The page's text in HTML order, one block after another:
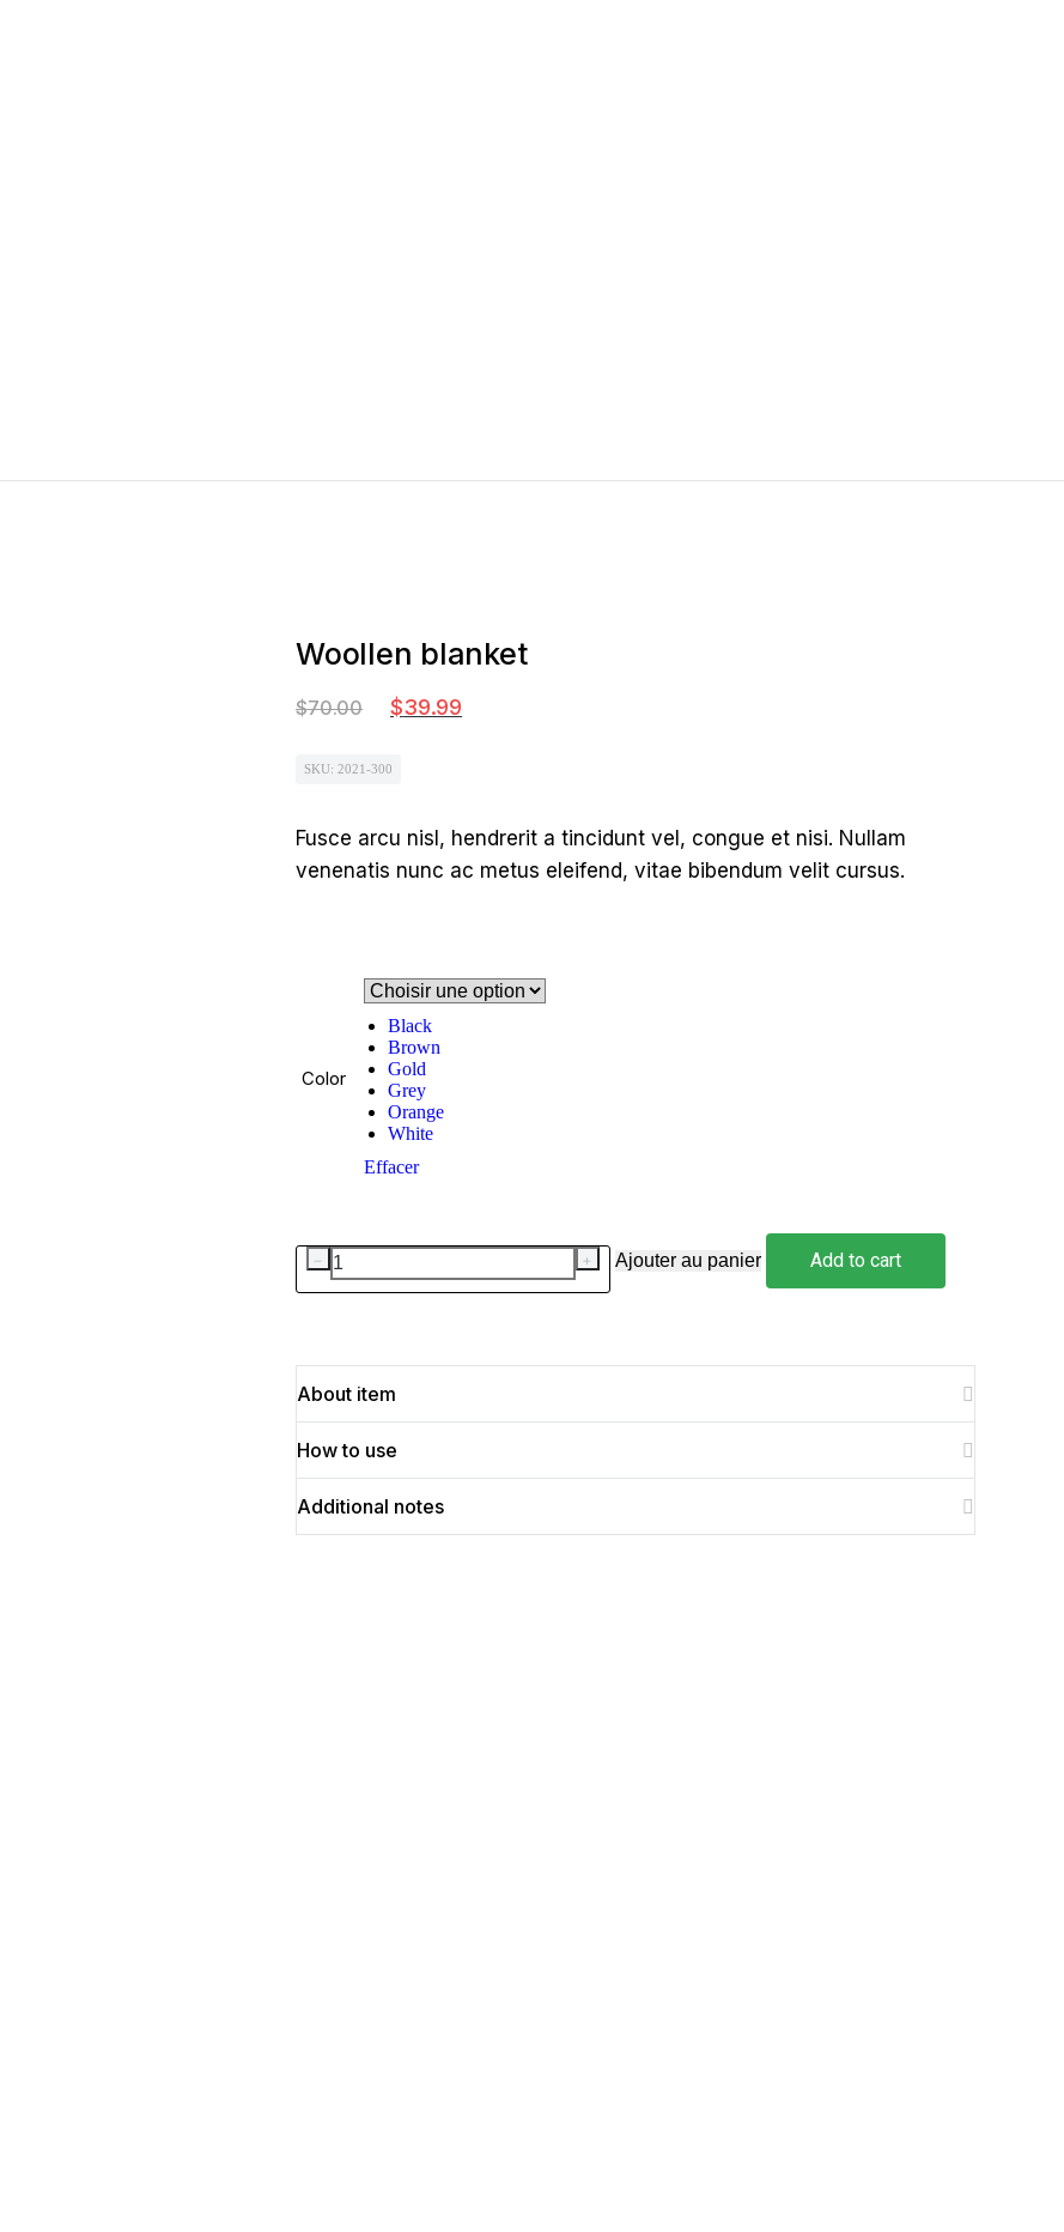
Woollen blanket
$70.00 $39.99
SKU: 2021-300
Fusce arcu nisl, hendrerit a tincidunt vel, congue et nisi. Nullam
venenatis nunc ac metus eleifend, vitae bibendum velit cursus.
Color
Black
Brown
Gold
Grey
Orange
White
Effacer
﹣ ﹢ Ajouter au panier Add to cart
About item
How to use
Additional notes